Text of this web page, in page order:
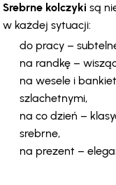
Srebrne kolczyki są
w każdej sytuacji:
do pracy –
na randkę –
na wesele i
szlachetnymi,
na co dzień –
srebrne,
na prezent –